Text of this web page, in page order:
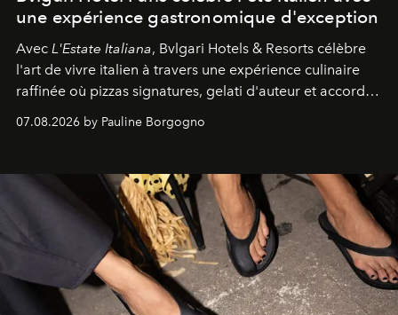
une expérience gastronomique d'exception
Avec L'Estate Italiana, Bvlgari Hotels & Resorts célèbre
l'art de vivre italien à travers une expérience culinaire
raffinée où pizzas signatures, gelati d'auteur et accords
07.08.2026 by Pauline Borgogno